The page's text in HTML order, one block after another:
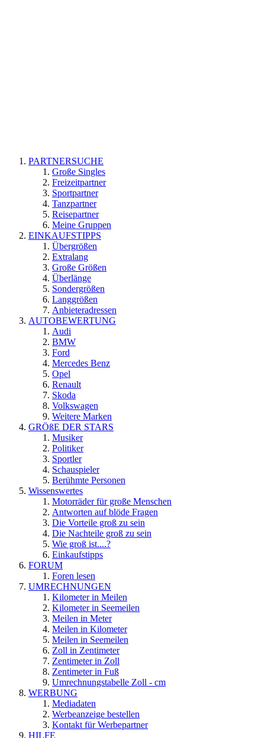
PARTNERSUCHE
Große Singles
Freizeitpartner
Sportpartner
Tanzpartner
Reisepartner
Meine Gruppen
EINKAUFSTIPPS
Übergrößen
Extralang
Große Größen
Überlänge
Sondergrößen
Langgrößen
Anbieteradressen
AUTOBEWERTUNG
Audi
BMW
Ford
Mercedes Benz
Opel
Renault
Skoda
Volkswagen
Weitere Marken
GRÖßE DER STARS
Musiker
Politiker
Sportler
Schauspieler
Berühmte Personen
Wissenswertes
Motorräder für große Menschen
Antworten auf blöde Fragen
Die Vorteile groß zu sein
Die Nachteile groß zu sein
Wie groß ist....?
Einkaufstipps
FORUM
Foren lesen
UMRECHNUNGEN
Kilometer in Meilen
Kilometer in Seemeilen
Meilen in Meter
Meilen in Kilometer
Meilen in Seemeilen
Zoll in Zentimeter
Zentimeter in Zoll
Zentimeter in Fuß
Umrechnungstabelle Zoll - cm
WERBUNG
Mediadaten
Werbeanzeige bestellen
Kontakt für Werbepartner
HILFE